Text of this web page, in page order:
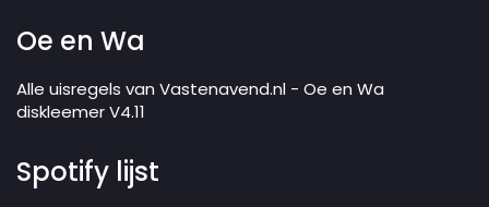
Oe en Wa
Alle uisregels van Vastenavend.nl - Oe en Wa
diskleemer V4.11
Spotify lijst